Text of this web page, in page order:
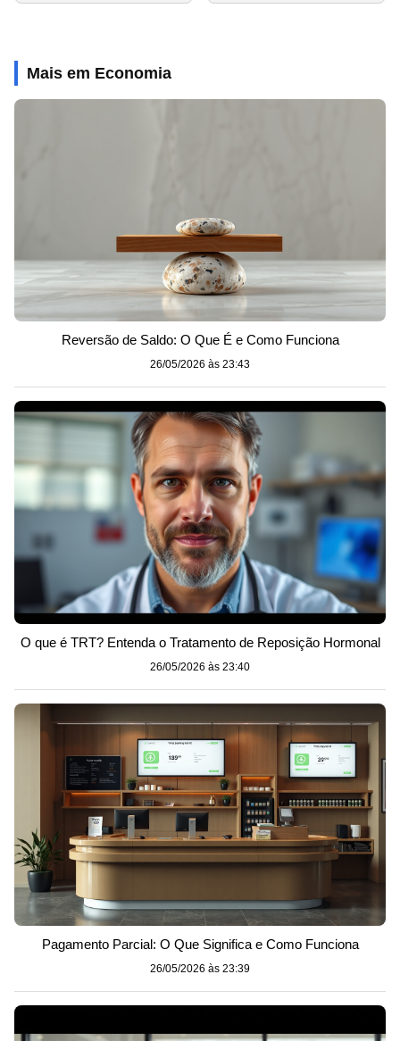
Mais em Economia
Reversão de Saldo: O Que É e Como Funciona
26/05/2026 às 23:43
O que é TRT? Entenda o Tratamento de Reposição Hormonal
26/05/2026 às 23:40
Pagamento Parcial: O Que Significa e Como Funciona
26/05/2026 às 23:39